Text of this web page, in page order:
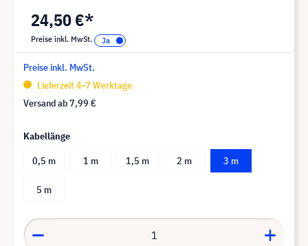
24,50 €*
Preise inkl. MwSt.
Preise inkl. MwSt.
Lieferzeit 4-7 Werktage
Versand ab7,99 €
Kabellänge
0,5 m
1 m 1,5 m 2 m 3 m
5 m